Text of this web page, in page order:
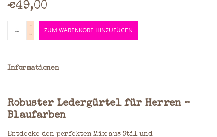
€49,00
+
-
ZUM WARENKORB HINZUFÜGEN
Informationen
Robuster Ledergürtel für Herren –
Blaufarben
Entdecke den perfekten Mix aus Stil und